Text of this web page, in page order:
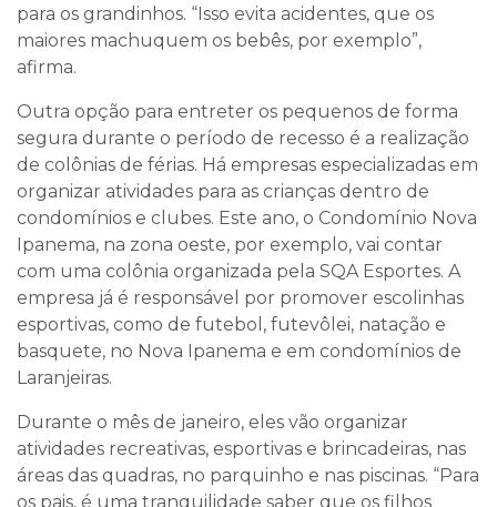
para os grandinhos. “Isso evita acidentes, que os
maiores machuquem os bebês, por exemplo”,
afirma.
Outra opção para entreter os pequenos de forma
segura durante o período de recesso é a realização
de colônias de férias. Há empresas especializadas em
organizar atividades para as crianças dentro de
condomínios e clubes. Este ano, o Condomínio Nova
Ipanema, na zona oeste, por exemplo, vai contar
com uma colônia organizada pela SQA Esportes. A
empresa já é responsável por promover escolinhas
esportivas, como de futebol, futevôlei, natação e
basquete, no Nova Ipanema e em condomínios de
Laranjeiras.
Durante o mês de janeiro, eles vão organizar
atividades recreativas, esportivas e brincadeiras, nas
áreas das quadras, no parquinho e nas piscinas. “Para
os pais, é uma tranquilidade saber que os filhos